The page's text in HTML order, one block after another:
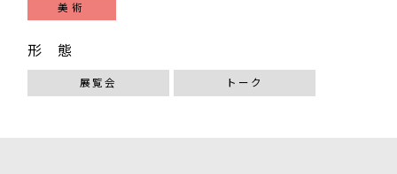
美術
形 態
展覧会 トーク